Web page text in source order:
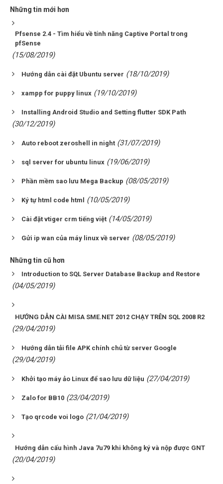
Những tin mới hơn
Pfsense 2.4 - Tìm hiểu về tính năng Captive Portal trong
pfSense
(15/08/2019)
Hướng dẫn cài đặt Ubuntu server (18/10/2019)
xampp for puppy linux (19/10/2019)
Installing Android Studio and Setting flutter SDK Path
(30/12/2019)
Auto reboot zeroshell in night (31/07/2019)
sql server for ubuntu linux (19/06/2019)
Phần mềm sao lưu Mega Backup (08/05/2019)
Ký tự html code html (10/05/2019)
Cài đặt vtiger crm tiếng việt (14/05/2019)
Gửi ip wan của máy linux về server (08/05/2019)
Những tin cũ hơn
Introduction to SQL Server Database Backup and Restore
(04/05/2019)
HƯỚNG DẪN CÀI MISA SME.NET 2012 CHẠY TRÊN SQL 2008 R2
(29/04/2019)
Hướng dẫn tải file APK chính chủ từ server Google
(29/04/2019)
Khởi tạo máy ảo Linux để sao lưu dữ liệu (27/04/2019)
Zalo for BB10 (23/04/2019)
Tạo qrcode voi logo (21/04/2019)
Hướng dẫn cấu hình Java 7u79 khi không ký và nộp được GNT
(20/04/2019)